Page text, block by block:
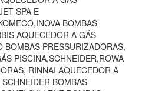
SPA E
BOMBAS
AQUECEDOR A GÁS
BOMBAS PRESSURIZADORAS,
PISCINA,SCHNEIDER,ROWA
RINNAI AQUECEDOR A
BOMBAS